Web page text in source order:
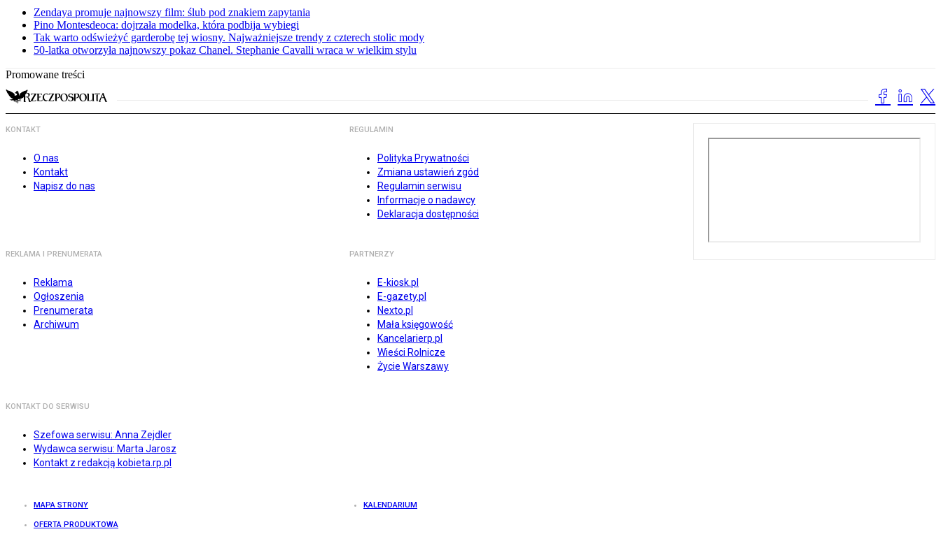
Zendaya promuje najnowszy film: ślub pod znakiem zapytania
Pino Montesdeoca: dojrzała modelka, która podbija wybiegi
Tak warto odświeżyć garderobę tej wiosny. Najważniejsze trendy z czterech stolic mody
50-latka otworzyła najnowszy pokaz Chanel. Stephanie Cavalli wraca w wielkim stylu
Promowane treści
KONTAKT
O nas
Kontakt
Napisz do nas
REGULAMIN
Polityka Prywatności
Zmiana ustawień zgód
Regulamin serwisu
Informacje o nadawcy
Deklaracja dostępności
REKLAMA I PRENUMERATA
Reklama
Ogłoszenia
Prenumerata
Archiwum
PARTNERZY
E-kiosk.pl
E-gazety.pl
Nexto.pl
Mała księgowość
Kancelarierp.pl
Wieści Rolnicze
Życie Warszawy
KONTAKT DO SERWISU
Szefowa serwisu: Anna Zejdler
Wydawca serwisu: Marta Jarosz
Kontakt z redakcją kobieta.rp.pl
MAPA STRONY KALENDARIUM
OFERTA PRODUKTOWA